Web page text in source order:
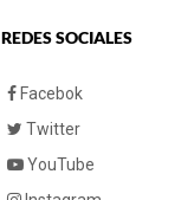
REDES SOCIALES
Facebok
Twitter
YouTube